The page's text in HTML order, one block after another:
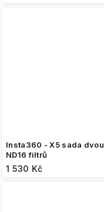
Insta360 - X5 sada dvou
ND16 filtrů
1 530 Kč